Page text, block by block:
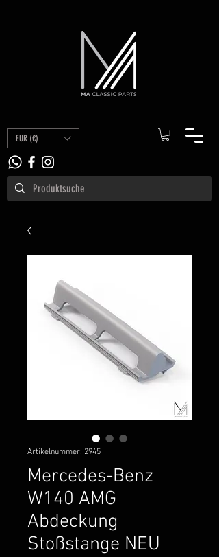
EUR (€)
Artikelnummer: 2945
Mercedes-Benz
W140 AMG
Abdeckung
Stoßstange NEU